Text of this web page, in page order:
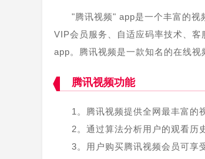
"腾讯视频" app是一个丰富的视
VIP会员服务、自适应码率技术、
app。腾讯视频是一款知名的在线视
腾讯视频功能
1。腾讯视频提供全网最丰富的
2。通过算法分析用户的观看历
3。用户购买腾讯视频会员可享